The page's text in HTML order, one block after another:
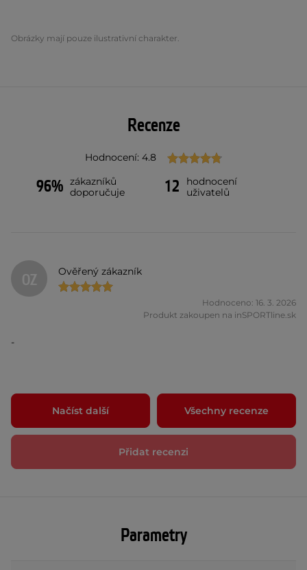
Obrázky mají pouze ilustrativní charakter.
Recenze
Hodnocení: 4.8
96% zákazníků
doporučuje
12
hodnocení
uživatelů
OZ Ověřený zákazník
Hodnoceno: 16. 3. 2026
Produkt zakoupen na inSPORTline.sk
-
Načíst další Všechny recenze
Přidat recenzi
Parametry